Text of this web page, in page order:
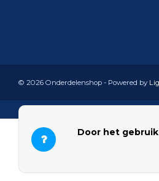
© 2026 Onderdelenshop - Powered by
Door het